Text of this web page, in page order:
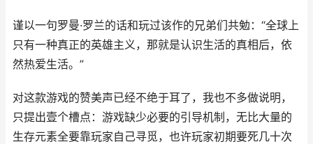
谨以一句罗曼·罗兰的话和玩过该作的兄弟们共勉：“全球上
只有一种真正的英雄主义，那就是认识生活的真相后，依
然热爱生活。”
对这款游戏的赞美声已经不绝于耳了，我也不多做说明，
只提出壹个槽点：游戏缺少必要的引导机制，无比大量的
生存元素全要靠玩家自己寻觅，也许玩家初期要死几十次